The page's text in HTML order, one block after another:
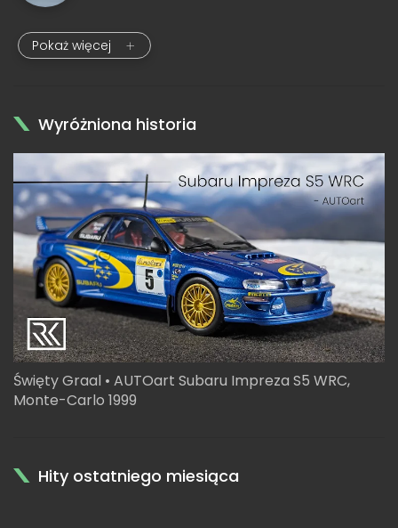
Pokaż więcej
Wyróżniona historia
Święty Graal • AUTOart Subaru Impreza S5 WRC,
Monte-Carlo 1999
Hity ostatniego miesiąca